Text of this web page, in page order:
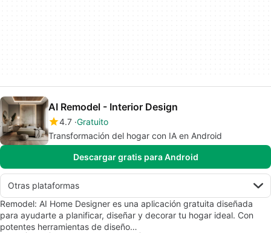
AI Remodel - Interior Design
4.7 Gratuito
Transformación del hogar con IA en Android
Descargar gratis para Android
Otras plataformas
Remodel: AI Home Designer es una aplicación gratuita diseñada
para ayudarte a planificar, diseñar y decorar tu hogar ideal. Con
potentes herramientas de diseño…